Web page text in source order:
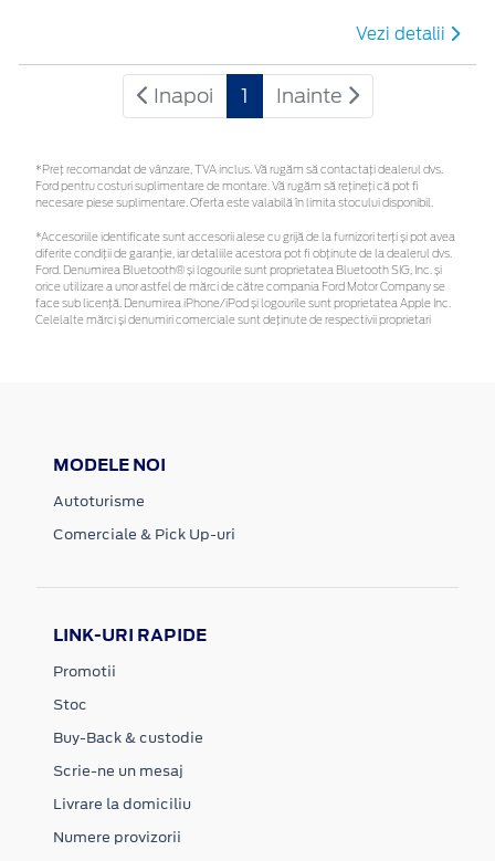
Vezi detalii
Inapoi 1 Inainte
*Preţ recomandat de vânzare, TVA inclus. Vă rugăm să contactaţi dealerul dvs.
Ford pentru costuri suplimentare de montare. Vă rugăm să rețineți că pot fi
necesare piese suplimentare. Oferta este valabilă în limita stocului disponibil.
*Accesoriile identificate sunt accesorii alese cu grijă de la furnizori terți și pot avea
diferite condiții de garanție, iar detaliile acestora pot fi obținute de la dealerul dvs.
Ford. Denumirea Bluetooth® și logourile sunt proprietatea Bluetooth SIG, Inc. și
orice utilizare a unor astfel de mărci de către compania Ford Motor Company se
face sub licență. Denumirea iPhone/iPod și logourile sunt proprietatea Apple Inc.
Celelalte mărci și denumiri comerciale sunt deținute de respectivii proprietari
MODELE NOI
Autoturisme
Comerciale & Pick Up-uri
LINK-URI RAPIDE
Promotii
Stoc
Buy-Back & custodie
Scrie-ne un mesaj
Livrare la domiciliu
Numere provizorii